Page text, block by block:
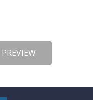
PREVIEW